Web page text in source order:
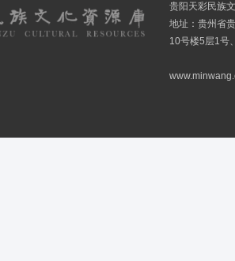
贵阳天彩民族
地址：贵州省
10号楼5层1号